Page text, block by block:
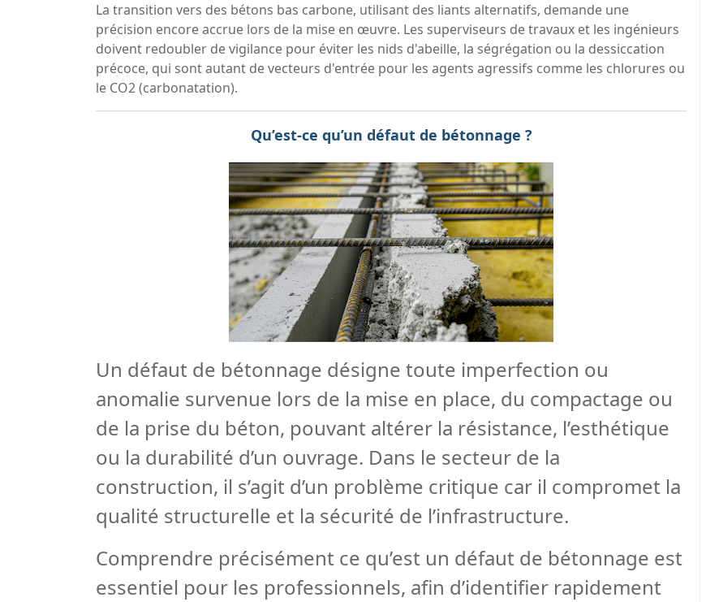
La transition vers des bétons bas carbone, utilisant des liants alternatifs, demande une
précision encore accrue lors de la mise en œuvre. Les superviseurs de travaux et les ingénieurs
doivent redoubler de vigilance pour éviter les nids d'abeille, la ségrégation ou la dessiccation
précoce, qui sont autant de vecteurs d'entrée pour les agents agressifs comme les chlorures ou
le CO2 (carbonatation).
Qu’est-ce qu’un défaut de bétonnage ?
Un défaut de bétonnage désigne toute imperfection ou
anomalie survenue lors de la mise en place, du compactage ou
de la prise du béton, pouvant altérer la résistance, l’esthétique
ou la durabilité d’un ouvrage. Dans le secteur de la
construction, il s’agit d’un problème critique car il compromet la
qualité structurelle et la sécurité de l’infrastructure.
Comprendre précisément ce qu’est un défaut de bétonnage est
essentiel pour les professionnels, afin d’identifier rapidement